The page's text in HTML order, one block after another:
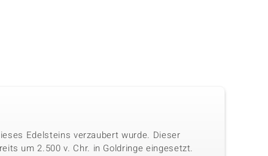
Edelsteins verzaubert wurde. Dieser
um 2.500 v. Chr. in Goldringe eingesetzt.